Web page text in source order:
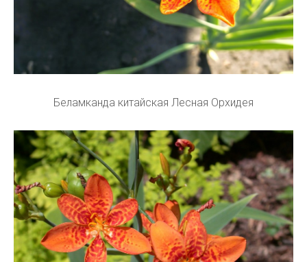
Беламканда китайская Лесная Орхидея